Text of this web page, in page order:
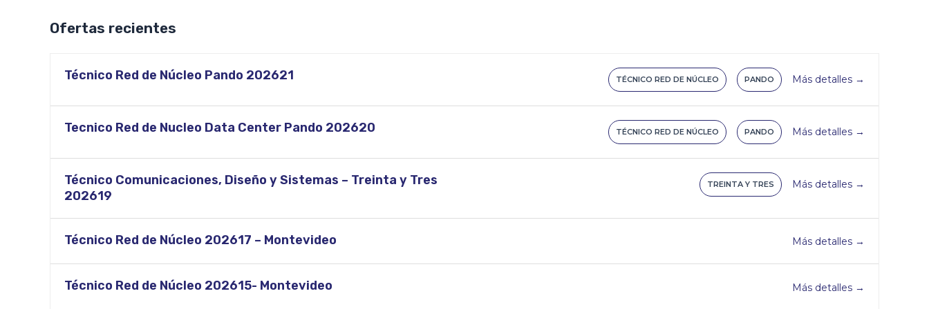
Ofertas recientes
Técnico Red de Núcleo Pando 202621 TÉCNICO RED DE NÚCLEO PANDO Más detalles
Tecnico Red de Nucleo Data Center Pando 202620 TÉCNICO RED DE NÚCLEO PANDO Más detalles
Técnico Comunicaciones, Diseño y Sistemas – Treinta y Tres
202619
TREINTA Y TRES Más detalles
Técnico Red de Núcleo 202617 – Montevideo Más detalles
Técnico Red de Núcleo 202615- Montevideo Más detalles